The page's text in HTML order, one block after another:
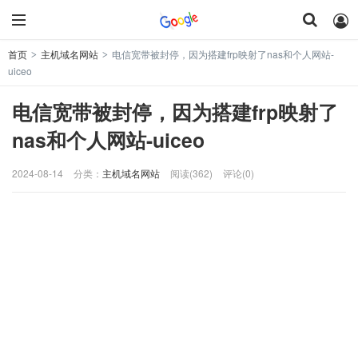
首页 > 主机域名网站 > 电信宽带被封停，因为搭建frp映射了nas和个人网站-
uiceo
电信宽带被封停，因为搭建frp映射了
nas和个人网站-uiceo
2024-08-14 分类： 主机域名网站 阅读(362) 评论(0)